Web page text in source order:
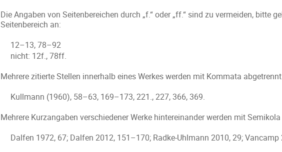
Die Angaben von Seitenbereichen durch „f.“ oder „ff.“ sind zu vermeiden, bitte
Seitenbereich an:
12–13, 78–92
nicht: 12f., 78ff.
Mehrere zitierte Stellen innerhalb eines Werkes werden mit Kommata
Kullmann (1960), 58–63, 169–173, 221., 227, 366, 369.
Mehrere Kurzangaben verschiedener Werke hintereinander werden mit
Dalfen 1972, 67; Dalfen 2012, 151–170; Radke-Uhlmann 2010, 29;